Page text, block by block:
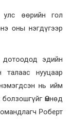
улс өөрийн гол
оны нэгдүгээр
эдийн
талаас нууцаар
нь ийм
Өмнөд
Роберт